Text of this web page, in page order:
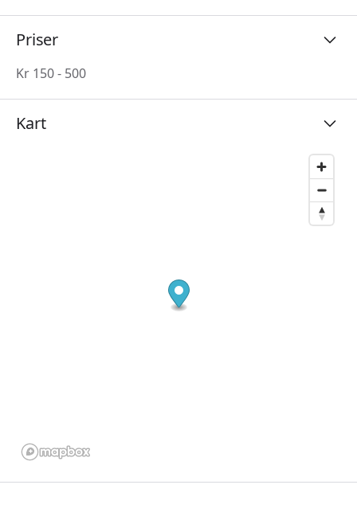
Priser
Kr 150 - 500
Kart